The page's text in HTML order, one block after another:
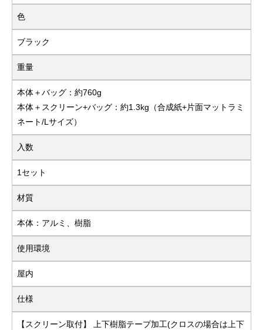
色
ブラック
重量
本体＋バッグ：約760g
本体＋スクリーン+バッグ：約1.3kg（合成紙+片面マットラミ
ネート/Lサイズ）
入数
1セット
材質
本体：アルミ、樹脂
使用環境
屋内
仕様
【スクリーン取付】 上下樹脂テープ加工(クロスの場合は上下